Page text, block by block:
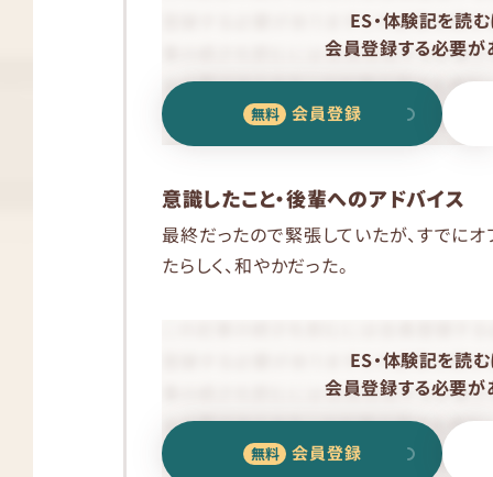
ES・体験記を読む
会員登録する必要が
会員登録
意識したこと・後輩へのアドバイス
最終だったので緊張していたが、すでに
たらしく、和やかだった。
ES・体験記を読む
会員登録する必要が
会員登録